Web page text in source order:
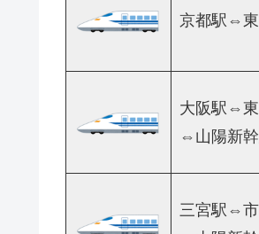
京都駅⇔
大阪駅⇔
⇔山陽新
三宮駅⇔